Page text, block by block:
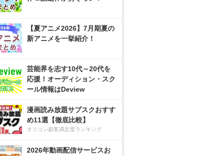
【夏アニメ2026】7月期夏の
新アニメを一挙紹介！
芸能界を志す10代～20代を
応援！オーディション・スク
ール情報はDeview
漫画読み放題サブスクおすす
め11選【徹底比較】
オリコン顧客満足度ランキング
2026年動画配信サービスお